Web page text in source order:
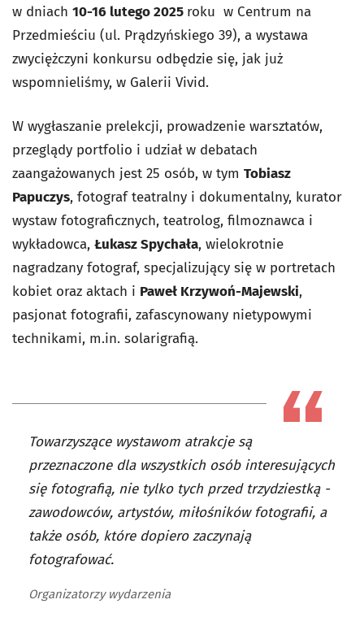
w dniach 10-16 lutego 2025 roku w Centrum na
Przedmieściu (ul. Prądzyńskiego 39), a wystawa
zwyciężczyni konkursu odbędzie się, jak już
wspomnieliśmy, w Galerii Vivid.
W wygłaszanie prelekcji, prowadzenie warsztatów,
przeglądy portfolio i udział w debatach
zaangażowanych jest 25 osób, w tym Tobiasz
Papuczys, fotograf teatralny i dokumentalny, kurator
wystaw fotograficznych, teatrolog, filmoznawca i
wykładowca, Łukasz Spychała, wielokrotnie
nagradzany fotograf, specjalizujący się w portretach
kobiet oraz aktach i Paweł Krzywoń-Majewski,
pasjonat fotografii, zafascynowany nietypowymi
technikami, m.in. solarigrafią.
Towarzyszące wystawom atrakcje są
przeznaczone dla wszystkich osób interesujących
się fotografią, nie tylko tych przed trzydziestką -
zawodowców, artystów, miłośników fotografii, a
także osób, które dopiero zaczynają
fotografować.
Organizatorzy wydarzenia